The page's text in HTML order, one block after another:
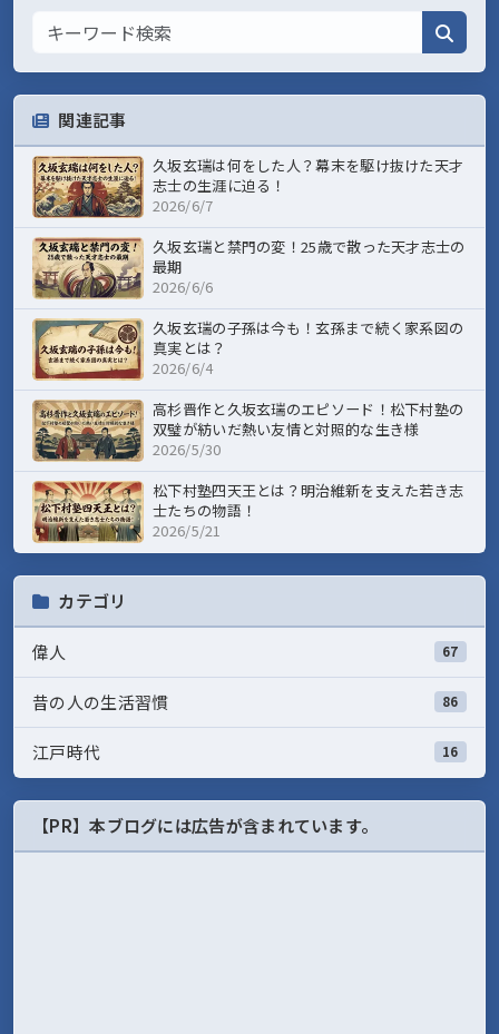
関連記事
久坂玄瑞は何をした人？幕末を駆け抜けた天才
志士の生涯に迫る！
2026/6/7
久坂玄瑞と禁門の変！25歳で散った天才志士の
最期
2026/6/6
久坂玄瑞の子孫は今も！玄孫まで続く家系図の
真実とは？
2026/6/4
高杉晋作と久坂玄瑞のエピソード！松下村塾の
双璧が紡いだ熱い友情と対照的な生き様
2026/5/30
松下村塾四天王とは？明治維新を支えた若き志
士たちの物語！
2026/5/21
カテゴリ
偉人 67
昔の人の生活習慣 86
江戸時代 16
【PR】本ブログには広告が含まれています。